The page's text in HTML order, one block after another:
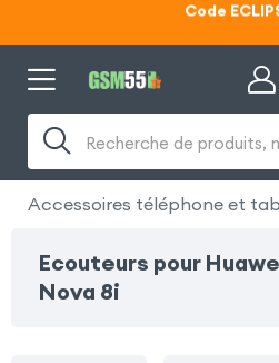
Code
Recherche de produits,
Accessoires téléphone et
Ecouteurs pour
Nova 8i